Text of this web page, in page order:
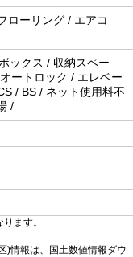
ローリング / エアコ
ックス / 収納スペー
ートロック / エレベー
/ BS / ネット使用料不
/
ます。
)情報は、国土数値情報ダウ